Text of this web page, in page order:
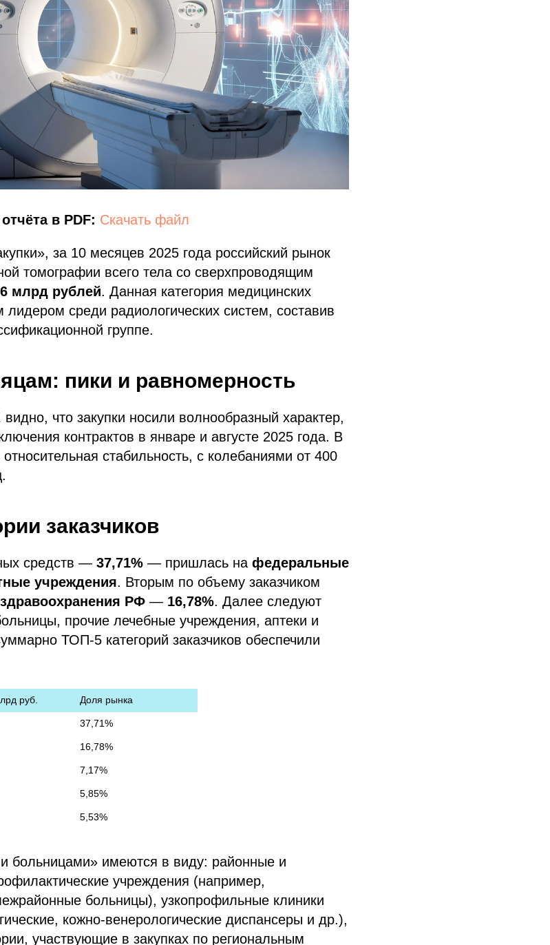
в PDF: Скачать файл
за 10 месяцев 2025 года российский рынок
томографии всего тела со сверхпроводящим
млрд рублей. Данная категория медицинских
среди радиологических систем, составив
группе.
пики и равномерность
видно, что закупки носили волнообразный характер,
контрактов в январе и августе 2025 года. В
стабильность, с колебаниями от 400
заказчиков
средств — 37,71% — пришлась на федеральные
учреждения. Вторым по объему заказчиком
РФ — 16,78%. Далее следуют
прочие лечебные учреждения, аптеки и
ТОП-5 категорий заказчиков обеспечили
руб. Доля рынка
37,71%
16,78%
7,17%
5,85%
5,53%
больницами» имеются в виду: районные и
учреждения (например,
больницы), узкопрофильные клиники
кожно-венерологические диспансеры и др.),
участвующие в закупках по региональным